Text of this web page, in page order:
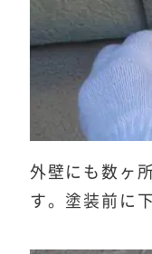
外壁にも数ヶ
す。塗装前に